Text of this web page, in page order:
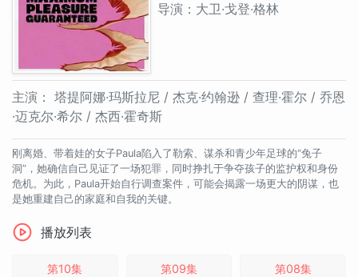
导演：大卫·戈登·格林
主演： 塔提阿娜·玛斯拉尼 / 杰克·约翰逊 / 查理·霍尔 / 乔恩
·迈克尔·希尔 / 杰西·霍奇斯
刚离婚、带着娃的女子Paula陷入了勒索、谋杀和青少年足球的“兔子
洞”，她确信自己见证了一场犯罪，同时挣扎于争夺孩子的监护权和身份
危机。为此，Paula开始自行调查案件，可能会揭露一场更大的阴谋，也
是她重建自己的家庭和自我的关键。
播放列表
第10集 第09集 第08集